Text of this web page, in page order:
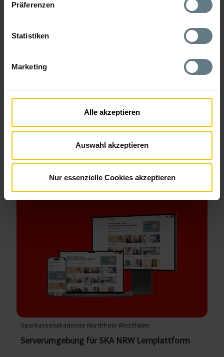
Präferenzen
Statistiken
Marketing
Alle akzeptieren
Auswahl akzeptieren
Nur essenzielle Cookies akzeptieren
WestfalenTarif
Betrieb und Hosting von Legacy-Systemen, 24/7
Monitoring
Weiterentwicklung und Archivierungskonzepts
Dokumentation der Modernisierung mit Wissenstransfer
Sparkassenakademie Nordrhein-Westfalen
Serverumgebung für SKA NRW Lernplattform